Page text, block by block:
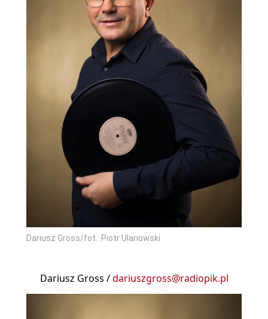
Dariusz Gross/fot.: Piotr Ulanowski
Dariusz Gross /dariuszgross@radiopik.pl